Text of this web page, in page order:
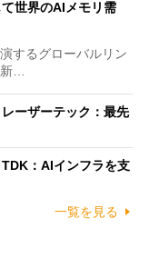
世界のAIメモリ需
するグローバルリン
…
ーザーテック：最先
TDK：AIインフラを支
一覧を見る